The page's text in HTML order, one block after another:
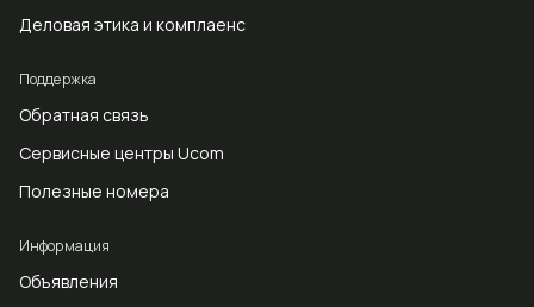
Деловая этика и комплаенс
Поддержка
Обратная связь
Сервисные центры Ucom
Полезные номера
Информация
Объявления